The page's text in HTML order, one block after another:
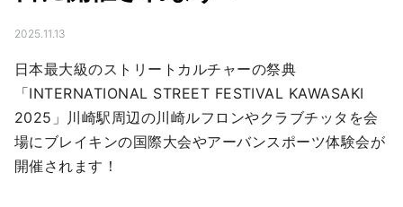
2025.11.13
日本最大級のストリートカルチャーの祭典
「INTERNATIONAL STREET FESTIVAL KAWASAKI
2025」川崎駅周辺の川崎ルフロンやクラブチッタを会
場にブレイキンの国際大会やアーバンスポーツ体験会が
開催されます！